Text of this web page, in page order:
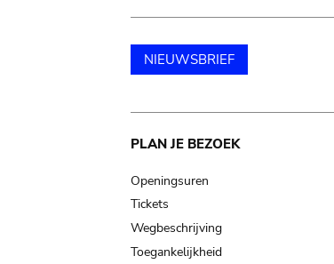
NIEUWSBRIEF
Main
navigation
PLAN JE BEZOEK
Openingsuren
Tickets
Wegbeschrijving
Toegankelijkheid